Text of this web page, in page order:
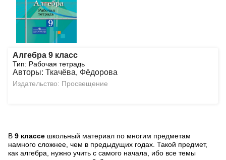
Алгебра 9 класс
Тип: Рабочая тетрадь
Авторы: Ткачёва, Фёдорова
Издательство: Просвещение
В 9 классе школьный материал по многим предметам
намного сложнее, чем в предыдущих годах. Такой предмет,
как алгебра, нужно учить с самого начала, ибо все темы